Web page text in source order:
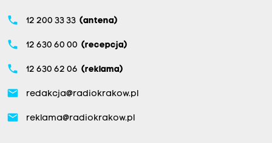
phone 12 200 33 33 (antena)
phone 12 630 60 00 (recepcja)
phone 12 630 62 06 (reklama)
email redakcja@radiokrakow.pl
email reklama@radiokrakow.pl